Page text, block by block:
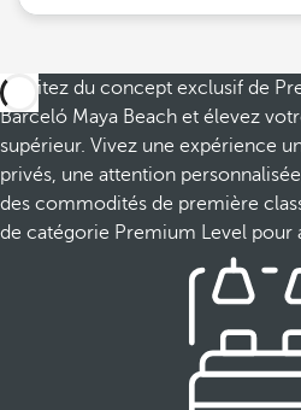
Profitez du concept exclusif de
Barceló Maya Beach et élevez
supérieur. Vivez une expérience
privés, une attention
des commodités de première
de catégorie Premium Level pour